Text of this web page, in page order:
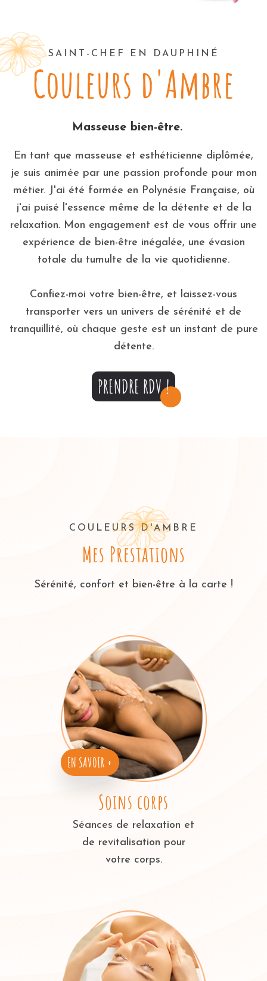
SAINT-CHEF EN DAUPHINÉ
Couleurs d'Ambre
Masseuse bien-être.
En tant que masseuse et esthéticienne diplômée,
je suis animée par une passion profonde pour mon
métier. J'ai été formée en Polynésie Française, où
j'ai puisé l'essence même de la détente et de la
relaxation. Mon engagement est de vous offrir une
expérience de bien-être inégalée, une évasion
totale du tumulte de la vie quotidienne.
Confiez-moi votre bien-être, et laissez-vous
transporter vers un univers de sérénité et de
tranquillité, où chaque geste est un instant de pure
détente.
PRENDRE RDV !
COULEURS D'AMBRE
Mes Prestations
Sérénité, confort et bien-être à la carte !
EN SAVOIR +
Soins corps
Séances de relaxation et
de revitalisation pour
votre corps.